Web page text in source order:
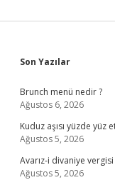
Sidebar
Son Yazılar
Brunch menü nedir ?
Ağustos 6, 2026
Kuduz aşısı yüzde yüz
Ağustos 5, 2026
Avarız-i divaniye
Ağustos 5, 2026